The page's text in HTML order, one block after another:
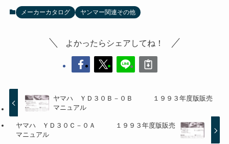
メーカーカタログ ヤンマー関連その他
よかったらシェアしてね！
ヤマハ ＹＤ３０Ｂ－０Ｂ １９９３年度版販売
マニュアル
ヤマハ ＹＤ３０Ｃ－０Ａ １９９３年度版販売
マニュアル